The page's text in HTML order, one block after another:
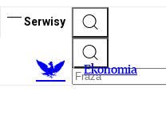
Serwisy
Ekonomia